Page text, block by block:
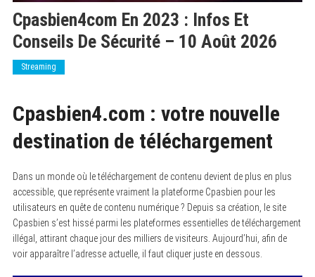
Cpasbien4com En 2023 : Infos Et
Conseils De Sécurité – 10 Août 2026
Streaming
Cpasbien4.com : votre nouvelle
destination de téléchargement
Dans un monde où le téléchargement de contenu devient de plus en plus
accessible, que représente vraiment la plateforme Cpasbien pour les
utilisateurs en quête de contenu numérique ? Depuis sa création, le site
Cpasbien s’est hissé parmi les plateformes essentielles de téléchargement
illégal, attirant chaque jour des milliers de visiteurs. Aujourd’hui, afin de
voir apparaître l’adresse actuelle, il faut cliquer juste en dessous.